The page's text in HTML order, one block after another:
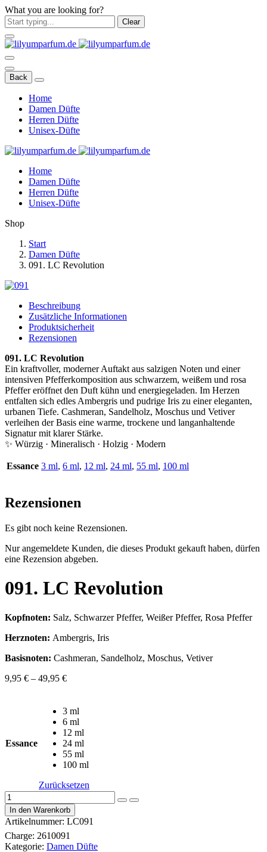
What you are looking for?
Clear
Back
Home
Damen Düfte
Herren Düfte
Unisex-Düfte
Home
Damen Düfte
Herren Düfte
Unisex-Düfte
Shop
Start
Damen Düfte
091. LC Revolution
Beschreibung
Zusätzliche Informationen
Produktsicherheit
Rezensionen
091. LC Revolution
Ein kraftvoller, moderner Auftakt aus salzigen Noten und einer
intensiven Pfefferkomposition aus schwarzem, weißem und rosa
Pfeffer eröffnet den Duft kühn und energiegeladen. Im Herzen
entfalten sich edles Ambergris und pudrige Iris zu einer eleganten,
urbanen Tiefe. Cashmeran, Sandelholz, Moschus und Vetiver
verleihen der Basis eine warme, trockene und langanhaltende
Signatur mit klarer Stärke.
✨ Würzig · Mineralisch · Holzig · Modern
Essance 3 ml, 6 ml, 12 ml, 24 ml, 55 ml, 100 ml
Rezensionen
Es gibt noch keine Rezensionen.
Nur angemeldete Kunden, die dieses Produkt gekauft haben, dürfen
eine Rezension abgeben.
091. LC Revolution
Kopfnoten: Salz, Schwarzer Pfeffer, Weißer Pfeffer, Rosa Pfeffer
Herznoten: Ambergris, Iris
Basisnoten: Cashmeran, Sandelholz, Moschus, Vetiver
9,95 € – 49,95 €
Essance
3 ml
6 ml
12 ml
24 ml
55 ml
100 ml
Zurücksetzen
091.
LC
Revolution
Menge
In den Warenkorb
Artikelnummer: LC091
Charge: 2610091
Kategorie: Damen Düfte